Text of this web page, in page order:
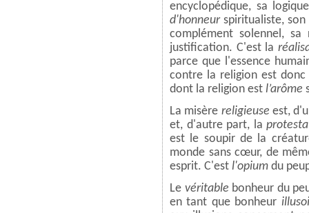
encyclopédique, sa
d'honneurspiritualiste,
complément solennel,
justification. C'est la
parce que l'essence
contre la religion est
dont la religion est l’arôme
La misère religieuse est,
et, d'autre part, la
est le soupir de la
monde sans cœur, de
esprit. C'est l'opium du
Le véritable bonheur du
en tant que bonheur